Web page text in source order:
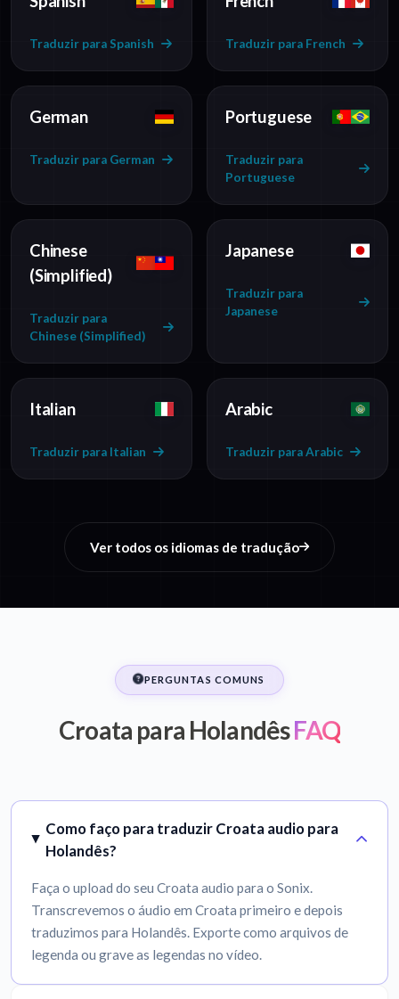
Traduzir para Spanish Traduzir para French
German
Traduzir para German
Portuguese
Traduzir para
Portuguese
Chinese
(Simplified)
Traduzir para
Chinese (Simplified)
Japanese
Traduzir para
Japanese
Italian
Traduzir para Italian
Arabic
Traduzir para Arabic
Ver todos os idiomas de tradução
PERGUNTAS COMUNS
Croata para HolandêsFAQ
Como faço para traduzir Croata audio para
Holandês?
Faça o upload do seu Croata audio para o Sonix.
Transcrevemos o áudio em Croata primeiro e depois
traduzimos para Holandês. Exporte como arquivos de
legenda ou grave as legendas no vídeo.